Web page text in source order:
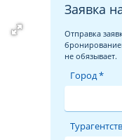
Заявка
Отправка
не обязывает.
Город *